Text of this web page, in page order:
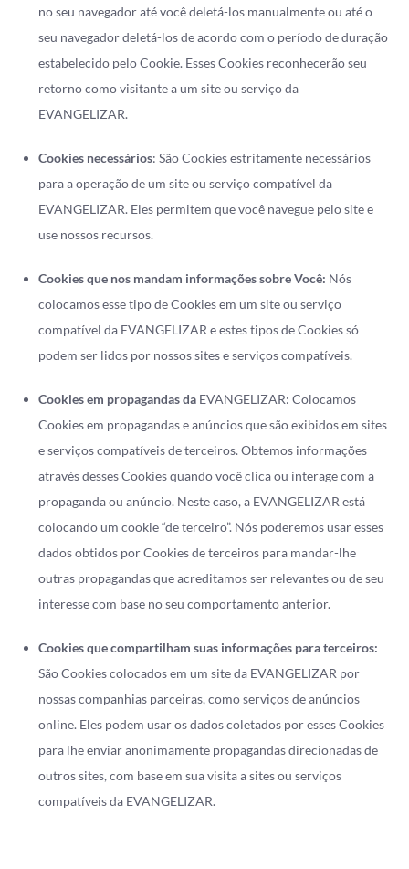
no seu navegador até você deletá-los manualmente ou até o
seu navegador deletá-los de acordo com o período de duração
estabelecido pelo Cookie. Esses Cookies reconhecerão seu
retorno como visitante a um site ou serviço da
EVANGELIZAR.
Cookies necessários: São Cookies estritamente necessários
para a operação de um site ou serviço compatível da
EVANGELIZAR. Eles permitem que você navegue pelo site e
use nossos recursos.
Cookies que nos mandam informações sobre Você: Nós
colocamos esse tipo de Cookies em um site ou serviço
compatível da EVANGELIZAR e estes tipos de Cookies só
podem ser lidos por nossos sites e serviços compatíveis.
Cookies em propagandas da EVANGELIZAR: Colocamos
Cookies em propagandas e anúncios que são exibidos em sites
e serviços compatíveis de terceiros. Obtemos informações
através desses Cookies quando você clica ou interage com a
propaganda ou anúncio. Neste caso, a EVANGELIZAR está
colocando um cookie “de terceiro”. Nós poderemos usar esses
dados obtidos por Cookies de terceiros para mandar-lhe
outras propagandas que acreditamos ser relevantes ou de seu
interesse com base no seu comportamento anterior.
Cookies que compartilham suas informações para terceiros:
São Cookies colocados em um site da EVANGELIZAR por
nossas companhias parceiras, como serviços de anúncios
online. Eles podem usar os dados coletados por esses Cookies
para lhe enviar anonimamente propagandas direcionadas de
outros sites, com base em sua visita a sites ou serviços
compatíveis da EVANGELIZAR.